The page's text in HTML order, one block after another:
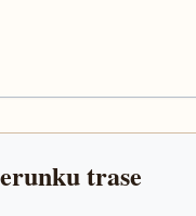
trase